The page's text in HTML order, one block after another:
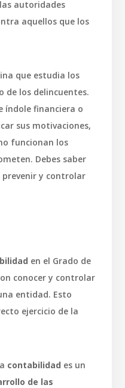
autoridades
aquellos que los
que estudia los
de los delincuentes.
índole financiera o
sus motivaciones,
funcionan los
Debes saber
y controlar
en el Grado de
conocer y controlar
entidad. Esto
ejercicio de la
contabilidad es un
de las